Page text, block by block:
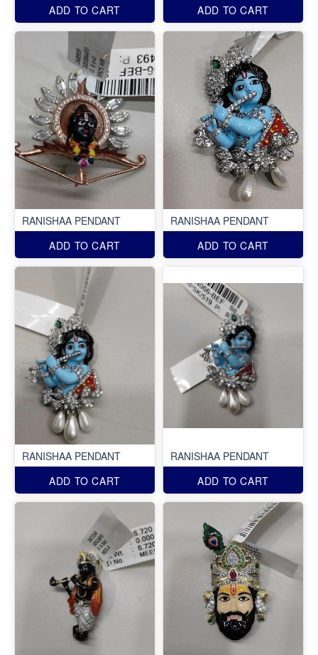
ADD TO CART ADD TO CART
RANISHAA PENDANT
ADD TO CART
RANISHAA PENDANT
ADD TO CART
RANISHAA PENDANT
ADD TO CART
RANISHAA PENDANT
ADD TO CART